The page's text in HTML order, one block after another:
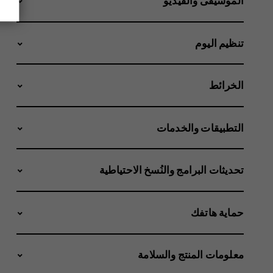
تنظيم اليوم
الخرائط
التطبيقات والخدمات
تحديثات البرامج والنُسخ الاحتياطية
حماية هاتفك
معلومات المنتج والسلامة